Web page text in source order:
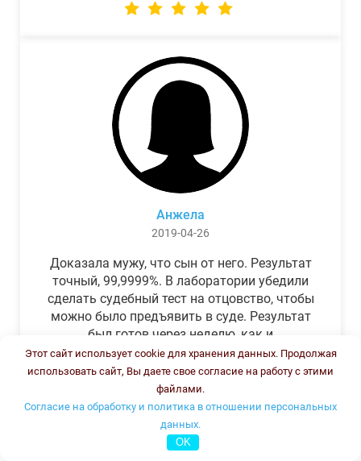
Анжела
2019-04-26
Доказала мужу, что сын от него. Результат
точный, 99,9999%. В лаборатории убедили
сделать судебный тест на отцовство, чтобы
можно было предъявить в суде. Результат
был готов через неделю, как и
обещали.Теперь муж бегает и извиняется.
Этот сайт использует cookie для хранения данных. Продолжая
использовать сайт, Вы даете свое согласие на работу с этими
файлами.
Согласие на обработку и политика в отношении персональных
данных.
OK